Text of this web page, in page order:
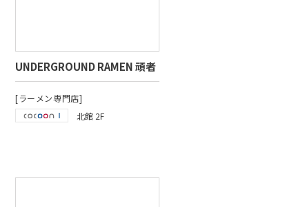
UNDERGROUND RAMEN 頑者
[ラーメン専門店]
北館 2F